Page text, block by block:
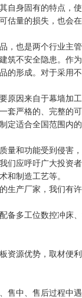
自身固有的特点，
量的损失，也会
也是两个行业主
筑不安全隐患。作为
的形成。对于采用
因来自于幕墙加
套严格的、完整的
定适合全国范围内
和功能受到侵害
们应呼吁广大投资
和制造工艺等。
的生产厂家，我们有许
多工位数控冲床
源优势，取材便
、售后过程中遇